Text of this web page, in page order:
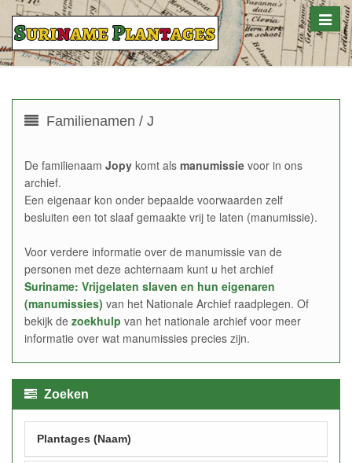
Toggle
Familienamen / J
De familienaam Jopy komt als manumissie voor in ons
archief.
Een eigenaar kon onder bepaalde voorwaarden zelf
besluiten een tot slaaf gemaakte vrij te laten (manumissie).
Voor verdere informatie over de manumissie van de
personen met deze achternaam kunt u het archief
Suriname: Vrijgelaten slaven en hun eigenaren
(manumissies) van het Nationale Archief raadplegen. Of
bekijk de zoekhulp van het nationale archief voor meer
informatie over wat manumissies precies zijn.
Zoeken
Plantages (Naam)